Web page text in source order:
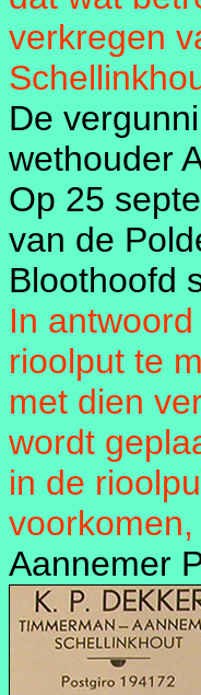
verkregen
De
wethouder
Op 25
van de
Bloothoofd
In
rioolput te
met dien
wordt
in de
Aannemer